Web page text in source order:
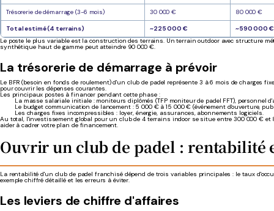
Trésorerie de démarrage (3-6 mois) 30 000 € 80 000 €
Total estimé (4 terrains) ~225 000 €
~590 000 €
Le poste le plus variable est la construction des terrains. Un terrain outdoor avec structure
synthétique haut de gamme peut atteindre 90 000 €.
La trésorerie de démarrage à prévoir
Le BFR (besoin en fonds de roulement) d'un club de padel représente 3 à 6 mois de charges
pour couvrir les dépenses courantes.
Les principaux postes à financer pendant cette phase :
La masse salariale initiale : moniteurs diplômés (TFP moniteur de padel FFT),
Le budget communication de lancement : 5 000 € à 15 000 € (événement d'ouverture,
Les charges fixes incompressibles : loyer, énergie, assurances, abonnements logiciels.
Au total, l'investissement global pour un club de 4 terrains indoor se situe entre 300 000 €
aider à cadrer votre plan de financement.
Ouvrir un club de padel : rentabilité
La rentabilité d'un club de padel franchisé dépend de trois variables principales : le taux
exemple chiffré détaillé et les erreurs à éviter.
Les leviers de chiffre d'affaires